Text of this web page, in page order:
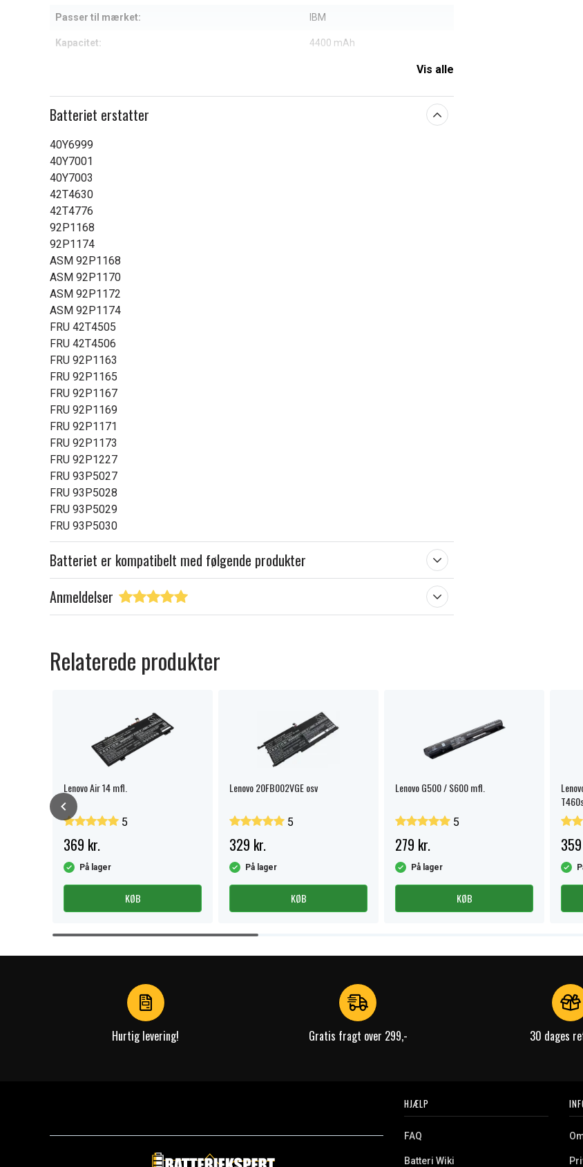
Passer til mærket: IBM
Kapacitet: 4400 mAh
Vis alle
Batteriet erstatter
40Y6999
40Y7001
40Y7003
42T4630
42T4776
92P1168
92P1174
ASM 92P1168
ASM 92P1170
ASM 92P1172
ASM 92P1174
FRU 42T4505
FRU 42T4506
FRU 92P1163
FRU 92P1165
FRU 92P1167
FRU 92P1169
FRU 92P1171
FRU 92P1173
FRU 92P1227
FRU 93P5027
FRU 93P5028
FRU 93P5029
FRU 93P5030
Batteriet er kompatibelt med følgende produkter
Anmeldelser
Relaterede produkter
Lenovo Air 14 mfl.
5
369 kr.
På lager
KØB
Lenovo 20FB002VGE osv
5
329 kr.
På lager
KØB
Lenovo G500 / S600 mfl.
5
279 kr.
På lager
KØB
Item
Hurtig levering! Gratis fragt over 299,- 30 dages
HJÆLP
FAQ
Batteri Wiki